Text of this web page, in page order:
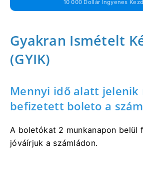
10 000 Dollár Ingyenes
Gyakran Ismételt
(GYIK)
Mennyi idő alatt jelenik
befizetett boleto a
A boletókat 2 munkanapon belül
jóváírjuk a számládon.